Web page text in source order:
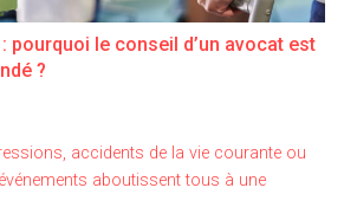
pourquoi le conseil d’un avocat est
?
accidents de la vie courante ou
aboutissent tous à une